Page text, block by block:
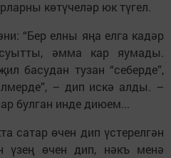
көтүчеләр юк түгел.
“Бер елны яңа елга кадәр
әмма кар яумады.
басудан тузан “себерде”,
– дип искә алды. –
булган инде диюем...
сатар өчен дип үстерелгән
үзең өчен дип, нәкъ менә